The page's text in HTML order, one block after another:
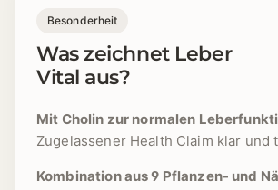
Besonderheit
Was zeichnet Leber
Vital aus?
Mit Cholin zur normalen
Zugelassener Health Claim klar und
Kombination aus 9 Pflanzen- und